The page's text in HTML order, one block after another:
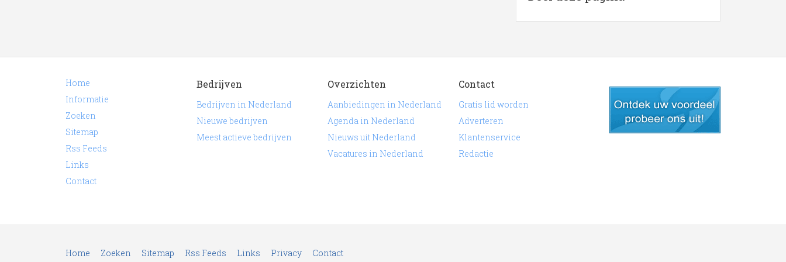
Home
Informatie
Zoeken
Sitemap
Rss Feeds
Links
Contact
Bedrijven
Bedrijven in Nederland
Nieuwe bedrijven
Meest actieve bedrijven
Overzichten
Aanbiedingen in Nederland
Agenda in Nederland
Nieuws uit Nederland
Vacatures in Nederland
Contact
Gratis lid worden
Adverteren
Klantenservice
Redactie
Home Zoeken Sitemap Rss Feeds Links Privacy Contact